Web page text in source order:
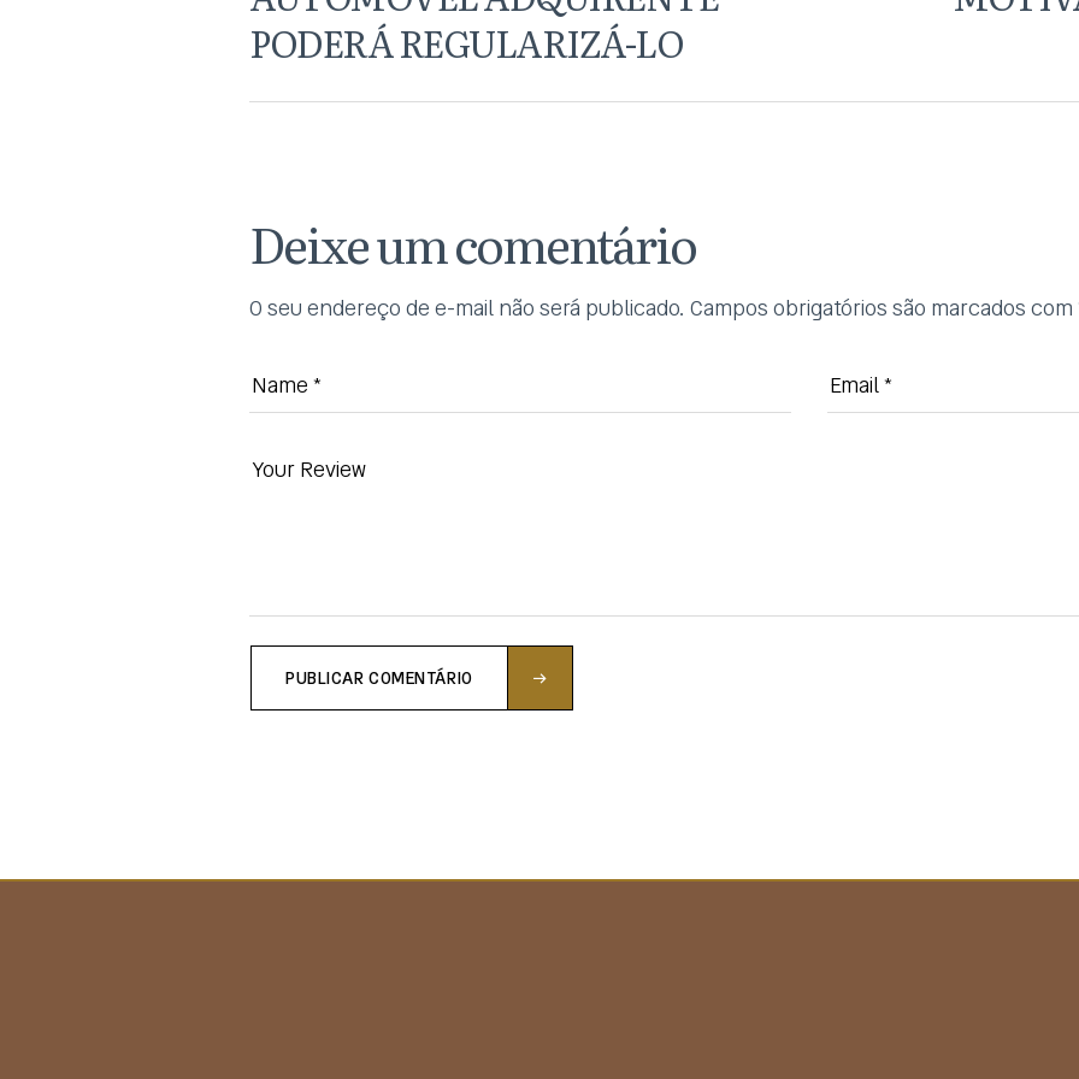
PODERÁ REGULARIZÁ-LO
Deixe um comentário
O seu endereço de e-mail não será publicado. Campos obrigatórios são marcados com
PUBLICAR COMENTÁRIO